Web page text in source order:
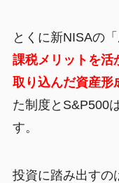
とくに新NISAの
課税メリットを活
取り込んだ資産形
た制度とS&P500
す。
投資に踏み出すの